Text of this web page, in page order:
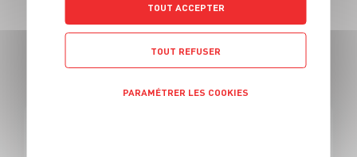
167 OFFRES
EN BOUCHER
TOUT ACCEPTER
TOUT REFUSER
PARAMÉTRER LES COOKIES